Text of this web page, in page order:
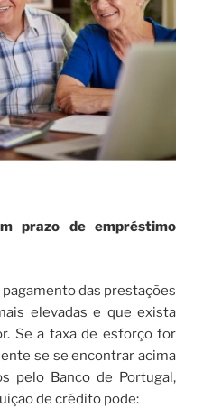
prazo de empréstimo
das prestações
elevadas e que exista
Se a taxa de esforço for
se se encontrar acima
pelo Banco de Portugal,
de crédito pode: